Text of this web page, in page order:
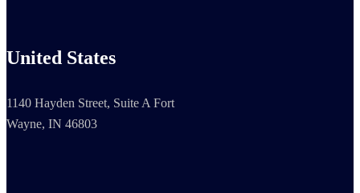
United States
1140 Hayden Street, Suite A Fort
Wayne, IN 46803